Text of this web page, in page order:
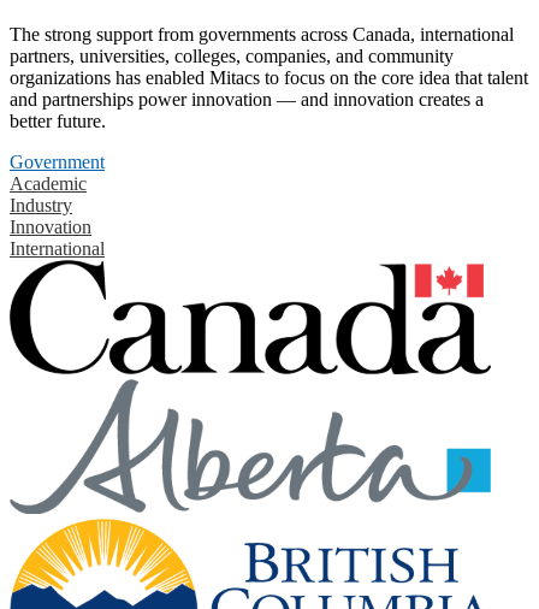
The strong support from governments across Canada, international
partners, universities, colleges, companies, and community
organizations has enabled Mitacs to focus on the core idea that talent
and partnerships power innovation — and innovation creates a
better future.
Government
Academic
Industry
Innovation
International